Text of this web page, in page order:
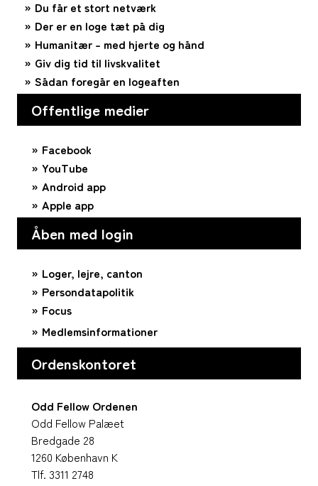
Du får et stort netværk
Der er en loge tæt på dig
Humanitær – med hjerte og hånd
Giv dig tid til livskvalitet
Sådan foregår en logeaften
Offentlige medier
Facebook
YouTube
Android app
Apple app
Åben med login
Loger, lejre, canton
Persondatapolitik
Focus
Medlemsinformationer
Ordenskontoret
Odd Fellow Ordenen
Odd Fellow Palæet
Bredgade 28
1260 København K
Tlf. 3311 2748